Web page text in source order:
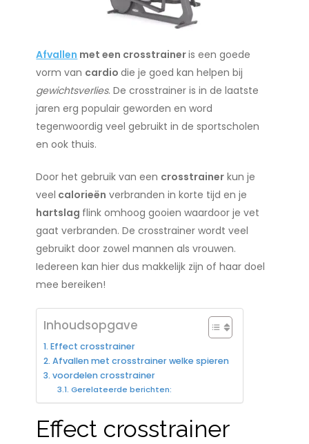
Afvallen met een crosstraineris een goede
vorm van cardiodie je goed kan helpen bij
gewichtsverlies. De crosstrainer is in de laatste
jaren erg populair geworden en word
tegenwoordig veel gebruikt in de sportscholen
en ook thuis.
Door het gebruik van een crosstrainer kun je
veel calorieën verbranden in korte tijd en je
hartslag flink omhoog gooien waardoor je vet
gaat verbranden. De crosstrainer wordt veel
gebruikt door zowel mannen als vrouwen.
Iedereen kan hier dus makkelijk zijn of haar doel
mee bereiken!
Inhoudsopgave
Effect crosstrainer
Afvallen met crosstrainer welke spieren
voordelen crosstrainer
Gerelateerde berichten:
Effect crosstrainer